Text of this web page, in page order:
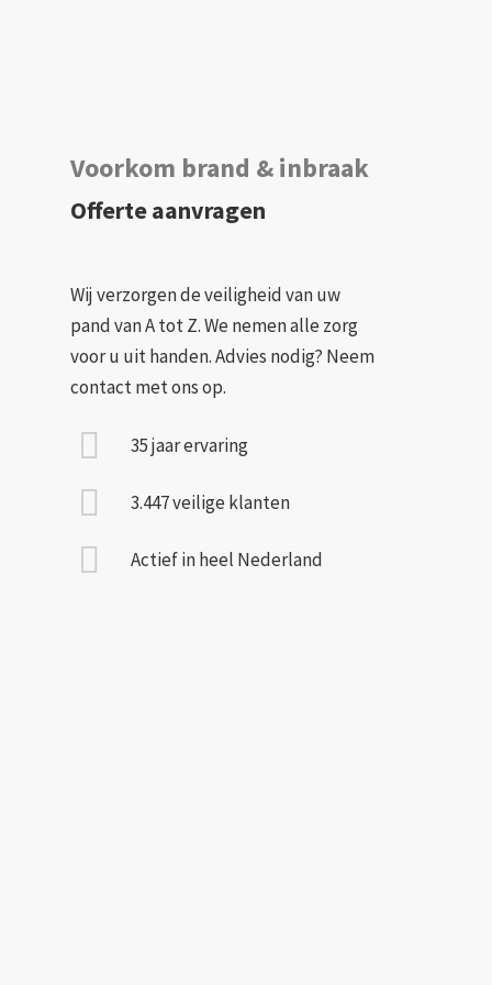
Voorkom brand & inbraak
Offerte aanvragen
Wij verzorgen de veiligheid van uw
pand van A tot Z. We nemen alle zorg
voor u uit handen. Advies nodig? Neem
contact met ons op.
35 jaar ervaring
3.447 veilige klanten
Actief in heel Nederland